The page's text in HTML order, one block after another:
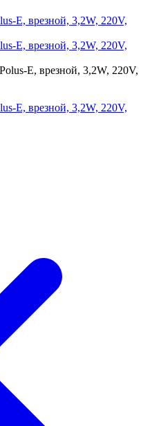
Е, врезной, 3,2W, 220V,
Е, врезной, 3,2W, 220V,
Е, врезной, 3,2W, 220V,